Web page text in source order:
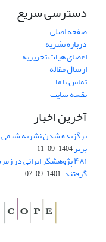
دسترسی سریع
صفحه اصلی
درباره نشریه
اعضای هیات تحریریه
ارسال مقاله
تماس با ما
نقشه سایت
آخرین اخبار
برگزیده شدن نشریه شیمی
برتر1404-09-11
۴۸۱ پژوهشگر ایرانی
گرفتند.1401-09-07